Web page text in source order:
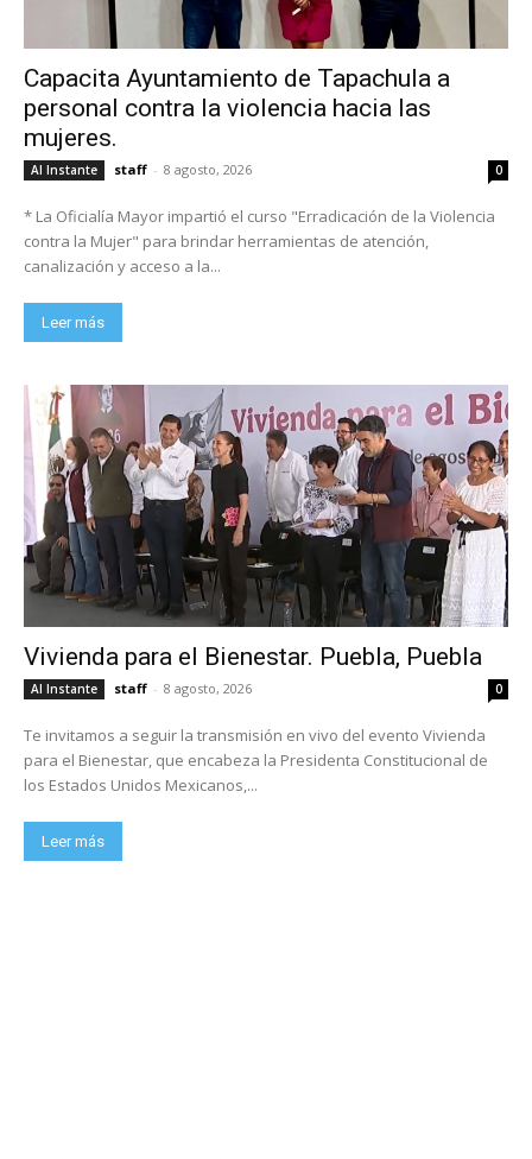
Capacita Ayuntamiento de Tapachula a
personal contra la violencia hacia las
mujeres.
Al Instante staff - 8 agosto, 2026 0
* La Oficialía Mayor impartió el curso "Erradicación de la Violencia
contra la Mujer" para brindar herramientas de atención,
canalización y acceso a la...
Leer más
Vivienda para el Bienestar. Puebla, Puebla
Al Instante staff - 8 agosto, 2026 0
Te invitamos a seguir la transmisión en vivo del evento Vivienda
para el Bienestar, que encabeza la Presidenta Constitucional de
los Estados Unidos Mexicanos,...
Leer más